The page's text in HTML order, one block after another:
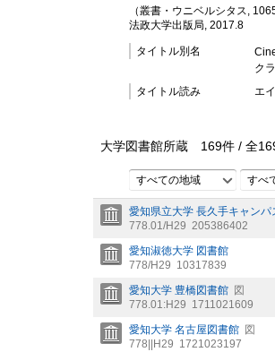
（叢書・ウニベルシタス, 1065
法政大学出版局, 2017.8
タイトル別名
ク
タイトル読み
エ
大学図書館所蔵 169件 / 全
すべての地域 すべ
愛知県立大学 長久手キャンパ
778.01/H29 205386402
愛知淑徳大学 図書館
778/H29 10317839
愛知大学 豊橋図書館 図
778.01:H29 1711021609
愛知大学 名古屋図書館 図
778||H29 1721023197